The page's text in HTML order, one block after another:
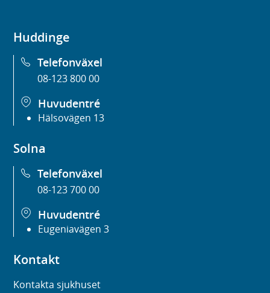
Huddinge
Telefonväxel
08-123 800 00
Huvudentré
Hälsovägen 13
Solna
Telefonväxel
08-123 700 00
Huvudentré
Eugeniavägen 3
Kontakt
Kontakta sjukhuset